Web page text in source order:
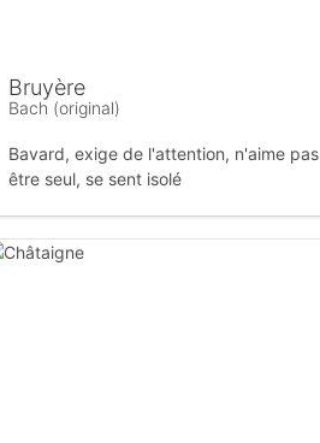
Bruyère
Bach (original)
Bavard, exige de l'attention, n'aime pas
être seul, se sent isolé